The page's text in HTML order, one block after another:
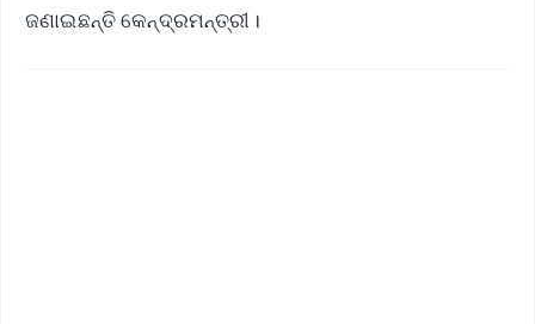
ଜଣାଇଛନ୍ତି କେନ୍ଦ୍ରମନ୍ତ୍ରୀ।